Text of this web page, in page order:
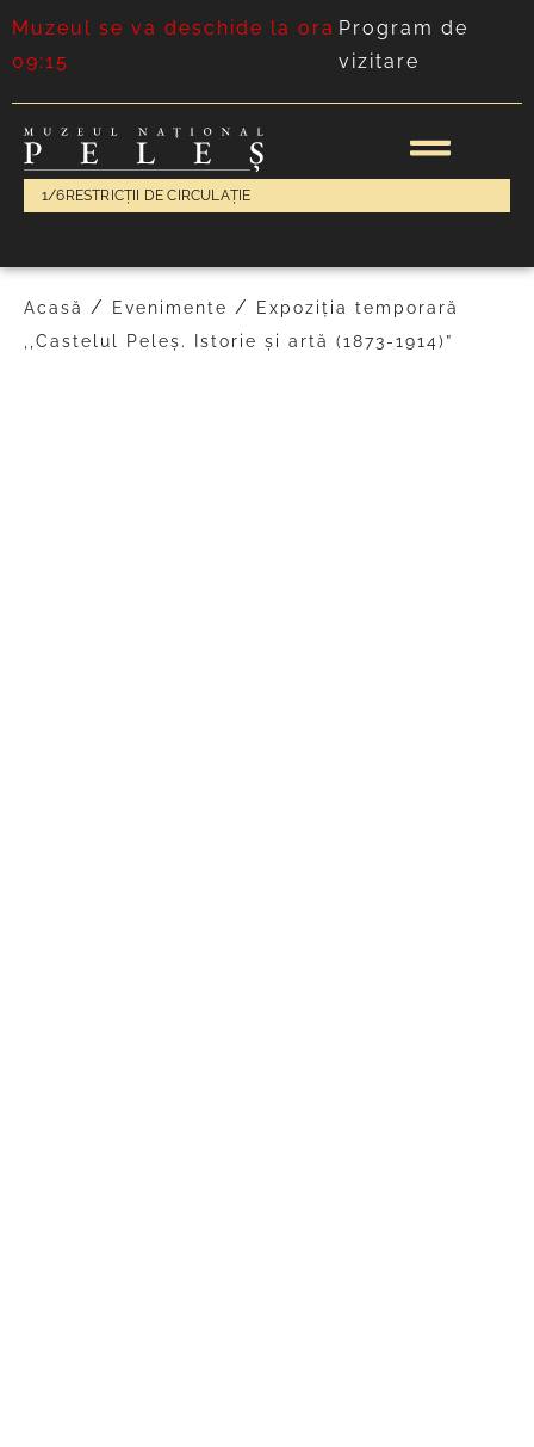
Muzeul se va deschide la ora
09:15
Program de
vizitare
1/6 RESTRICȚII DE CIRCULAȚIE
Acasă / Evenimente /
Expoziția temporară
,,Castelul Peleș. Istorie și artă (1873-1914)”